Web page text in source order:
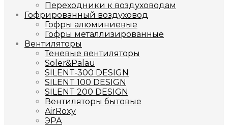
Переходники к воздуховодам
Гофрированный воздуховод
Гофры алюминиевые
Гофры металлизированные
Вентиляторы
Теневые вентиляторы
Soler&Palau
SILENT-300 DESIGN
SILENT 100 DESIGN
SILENT 200 DESIGN
Вентиляторы бытовые
AirRoxy
ЭРА